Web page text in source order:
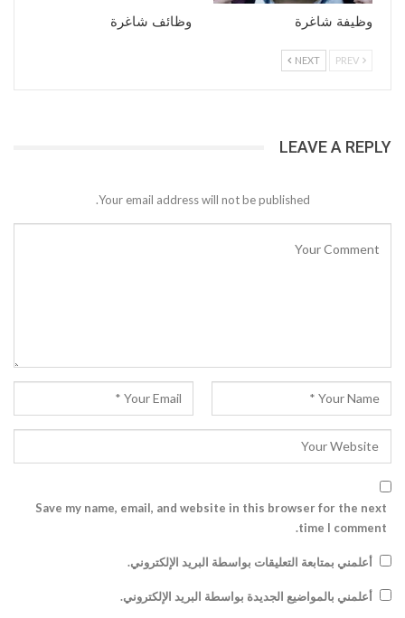
وظيفة شاغرة وظائف شاغرة
NEXT
LEAVE A REPLY
Your email address will not be published.
Save my name, email, and website in this browser for the next
time I comment.
أعلمني بمتابعة التعليقات بواسطة البريد الإلكتروني.
أعلمني بالمواضيع الجديدة بواسطة البريد الإلكتروني.